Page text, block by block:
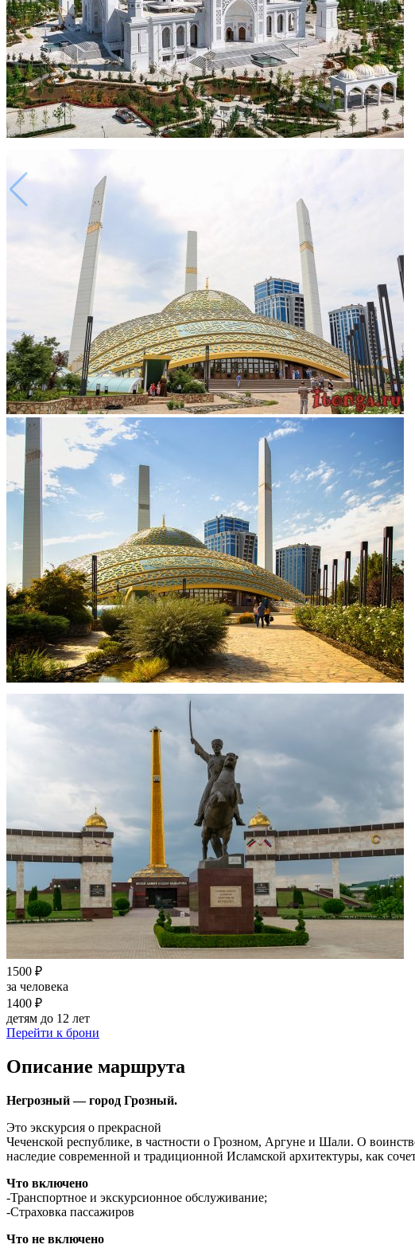
1500 ₽
за человека
1400 ₽
детям до 12 лет
Перейти к брони
Описание маршрута
Негрозный — город Грозный.
Это экскурсия о прекрасной
Чеченской республике, в частности о Грозном, Аргуне и Шали. О
наследие современной и традиционной Исламской архитектуры, как
Что включено
-Транспортное и экскурсионное обслуживание;
-Страховка пассажиров
Что не включено